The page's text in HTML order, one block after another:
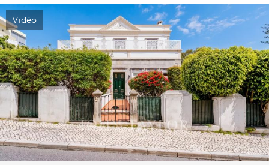
Vidéo